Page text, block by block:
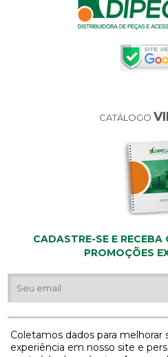
CATÁLOGO
CADASTRE-SE E
PROMOÇÕES
Coletamos dados para melhorar
experiência em nosso site e